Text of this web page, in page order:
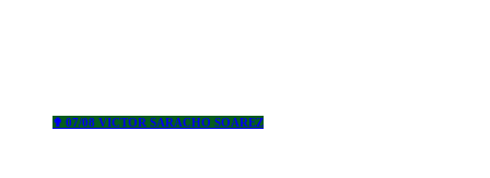
✟ 07/08 VICTOR SARACHO SOAREZ